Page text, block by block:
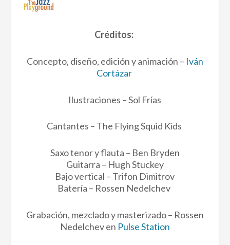
Créditos:
Concepto, diseño, edición y animación – Iván
Cortázar
Ilustraciones – Sol Frías
Cantantes – The Flying Squid Kids
Saxo tenor y flauta – Ben Bryden
Guitarra – Hugh Stuckey
Bajo vertical – Trifon Dimitrov
Batería – Rossen Nedelchev
Grabación, mezclado y masterizado – Rossen
Nedelchev en Pulse Station